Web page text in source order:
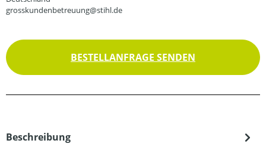
grosskundenbetreuung@stihl.de
BESTELLANFRAGE SENDEN
Beschreibung